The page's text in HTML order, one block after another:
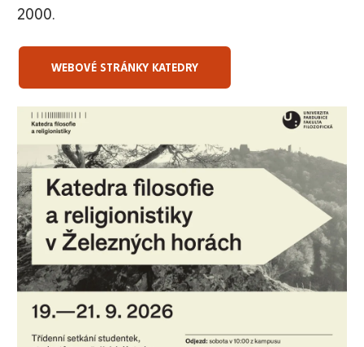
2000.
WEBOVÉ STRÁNKY KATEDRY